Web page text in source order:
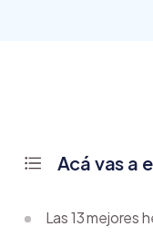
Acá vas a
Las 13 mejores